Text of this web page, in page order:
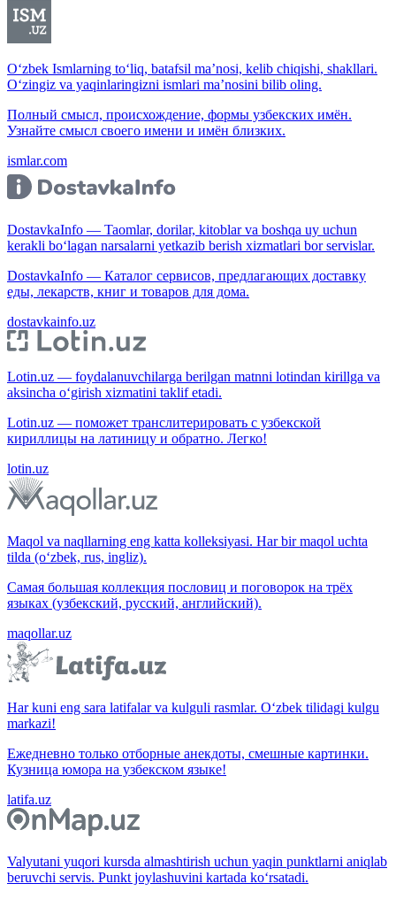
O‘zbek Ismlarning to‘liq, batafsil ma’nosi, kelib chiqishi, shakllari.
O‘zingiz va yaqinlaringizni ismlari ma’nosini bilib oling.
Полный смысл, происхождение, формы узбекских имён.
Узнайте смысл своего имени и имён близких.
ismlar.com
DostavkaInfo — Taomlar, dorilar, kitoblar va boshqa uy uchun
kerakli bo‘lagan narsalarni yetkazib berish xizmatlari bor servislar.
DostavkaInfo — Каталог сервисов, предлагающих доставку
еды, лекарств, книг и товаров для дома.
dostavkainfo.uz
Lotin.uz — foydalanuvchilarga berilgan matnni lotindan kirillga va
aksincha o‘girish xizmatini taklif etadi.
Lotin.uz — поможет транслитерировать с узбекской
кириллицы на латиницу и обратно. Легко!
lotin.uz
Maqol va naqllarning eng katta kolleksiyasi. Har bir maqol uchta
tilda (o‘zbek, rus, ingliz).
Самая большая коллекция пословиц и поговорок на трёх
языках (узбекский, русский, английский).
maqollar.uz
Har kuni eng sara latifalar va kulguli rasmlar. O‘zbek tilidagi kulgu
markazi!
Ежедневно только отборные анекдоты, смешные картинки.
Кузница юмора на узбекском языке!
latifa.uz
Valyutani yuqori kursda almashtirish uchun yaqin punktlarni aniqlab
beruvchi servis. Punkt joylashuvini kartada ko‘rsatadi.